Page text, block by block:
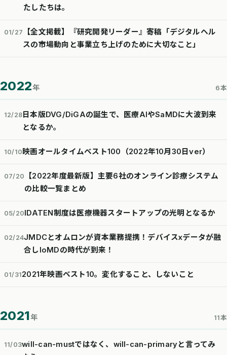
たしたちは。
01/27
【全文掲載】『研究開発リーダー』寄稿「デジタルヘル
スの市場動向と事業立ち上げのために大切なこと」
2022年 6本
12/28日本版DVG/DiGAの誕生で、医療AIやSaMDに大波到来
となるか。
10/10映画オールタイムベスト100（2022年10月30日ver）
07/20
【2022年度最新版】主要6社のオンライン診療システム
の比較一覧まとめ
05/20IDATEN制度は医療機器スタートアップの光明となるか
02/24JMDCとオムロンが資本業務提携！デバイスxデータが融
合しIoMDの時代が到来！
01/312021年映画ベスト10。変化すること、しないこと
2021年 11本
11/03will-can-mustではなく、will-can-primaryと言ってみ